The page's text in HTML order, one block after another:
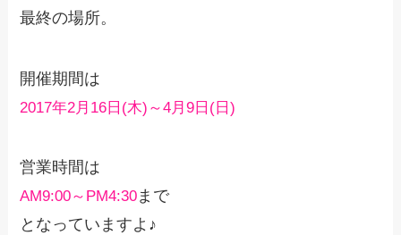
最終の場所。
開催期間は
2017年2月16日(木)～4月9日(日)
営業時間は
AM9:00～PM4:30まで
となっていますよ♪